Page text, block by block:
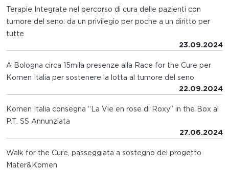
Terapie Integrate nel percorso di cura delle pazienti con
tumore del seno: da un privilegio per poche a un diritto per
tutte
23.09.2024
A Bologna circa 15mila presenze alla Race for the Cure per
Komen Italia per sostenere la lotta al tumore del seno
22.09.2024
Komen Italia consegna “La Vie en rose di Roxy” in the Box al
P.T. SS Annunziata
27.06.2024
Walk for the Cure, passeggiata a sostegno del progetto
Mater&Komen